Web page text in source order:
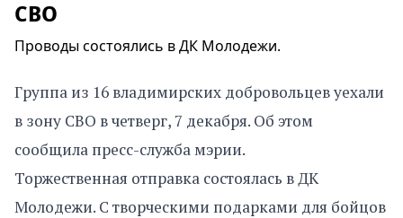
СВО
Проводы состоялись в ДК Молодежи.
Группа из 16 владимирских добровольцев уехали
в зону СВО в четверг, 7 декабря. Об этом
сообщила пресс-служба мэрии.
Торжественная отправка состоялась в ДК
Молодежи. С творческими подарками для бойцов